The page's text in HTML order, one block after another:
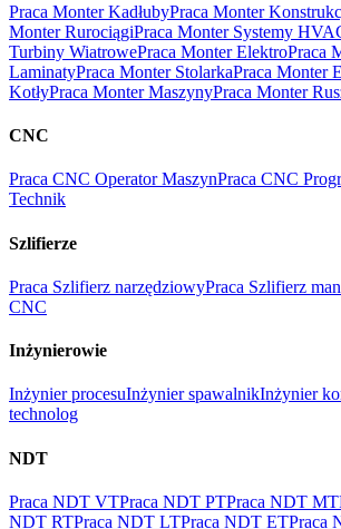
Praca Monter KadłubyPraca Monter
Monter RurociągiPraca Monter Systemy
Turbiny WiatrowePraca Monter ElektroPraca
LaminatyPraca Monter StolarkaPraca Monter
KotłyPraca Monter MaszynyPraca Monter
CNC
Praca CNC Operator MaszynPraca CNC
Technik
Szlifierze
Praca Szlifierz narzędziowyPraca Szlifierz
CNC
Inżynierowie
Inżynier procesuInżynier spawalnikInżynier
technolog
NDT
Praca NDT VTPraca NDT PTPraca NDT MT
NDT RTPraca NDT LTPraca NDT ETPraca